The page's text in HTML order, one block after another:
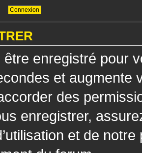
enregistré pour
et augmente
des
enregistrer,
et de